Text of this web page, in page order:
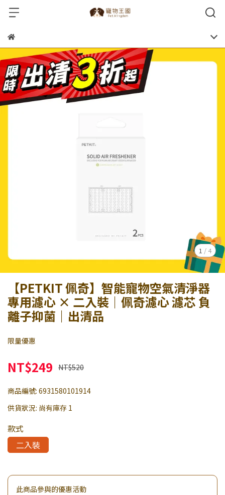
1 / 4
【PETKIT 佩奇】智能寵物空氣清淨器
專用濾心 × 二入裝｜佩奇濾心 濾芯 負
離子抑菌｜出清品
限量優惠
NT$249 NT$520
商品編號: 6931580101914
供貨狀況: 尚有庫存 1
款式
二入裝
此商品參與的優惠活動